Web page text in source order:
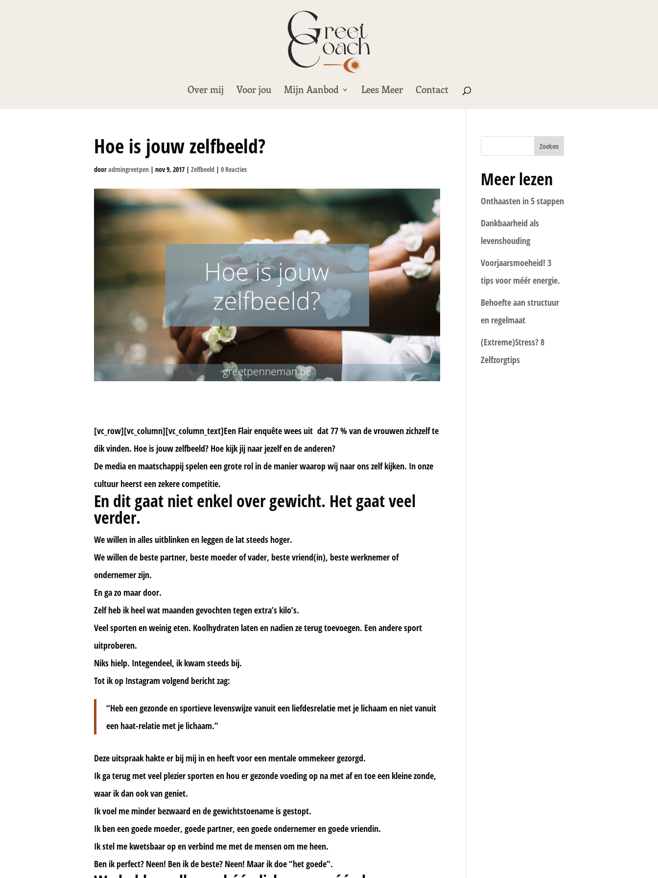
Over mij Voor jou Mijn Aanbod Lees Meer Contact
Hoe is jouw zelfbeeld?
dooradmingreetpen | nov 9, 2017 | Zelfbeeld | 0 Reacties
[vc_row][vc_column][vc_column_text]Een Flair enquête wees uit dat 77 % van de vrouwen zichzelf te
dik vinden. Hoe is jouw zelfbeeld? Hoe kijk jij naar jezelf en de anderen?
De media en maatschappij spelen een grote rol in de manier waarop wij naar ons zelf kijken. In onze
cultuur heerst een zekere competitie.
En dit gaat niet enkel over gewicht. Het gaat veel
verder.
We willen in alles uitblinken en leggen de lat steeds hoger.
We willen de beste partner, beste moeder of vader, beste vriend(in), beste werknemer of
ondernemer zijn.
En ga zo maar door.
Zelf heb ik heel wat maanden gevochten tegen extra’s kilo’s.
Veel sporten en weinig eten. Koolhydraten laten en nadien ze terug toevoegen. Een andere sport
uitproberen.
Niks hielp. Integendeel, ik kwam steeds bij.
Tot ik op Instagram volgend bericht zag:
“Heb een gezonde en sportieve levenswijze vanuit een liefdesrelatie met je lichaam en niet vanuit
een haat-relatie met je lichaam.”
Deze uitspraak hakte er bij mij in en heeft voor een mentale ommekeer gezorgd.
Ik ga terug met veel plezier sporten en hou er gezonde voeding op na met af en toe een kleine zonde,
waar ik dan ook van geniet.
Ik voel me minder bezwaard en de gewichtstoename is gestopt.
Ik ben een goede moeder, goede partner, een goede ondernemer en goede vriendin.
Ik stel me kwetsbaar op en verbind me met de mensen om me heen.
Ben ik perfect? Neen! Ben ik de beste? Neen! Maar ik doe “het goede”.
Zoeken
Meer lezen
Onthaasten in 5 stappen
Dankbaarheid als
levenshouding
Voorjaarsmoeheid! 3
tips voor méér energie.
Behoefte aan structuur
en regelmaat
(Extreme)Stress? 8
Zelfzorgtips